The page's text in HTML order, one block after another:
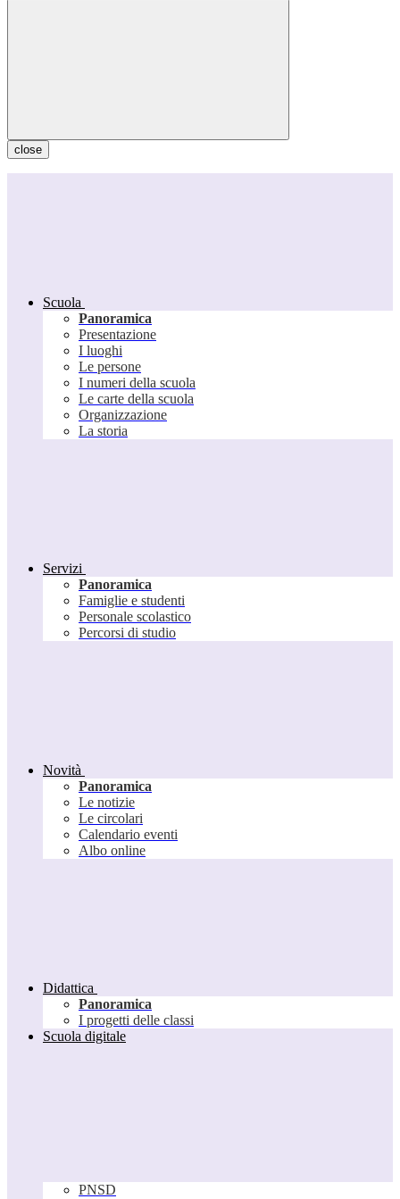
close
Scuola
Panoramica
Presentazione
I luoghi
Le persone
I numeri della scuola
Le carte della scuola
Organizzazione
La storia
Servizi
Panoramica
Famiglie e studenti
Personale scolastico
Percorsi di studio
Novità
Panoramica
Le notizie
Le circolari
Calendario eventi
Albo online
Didattica
Panoramica
I progetti delle classi
Scuola digitale
PNSD